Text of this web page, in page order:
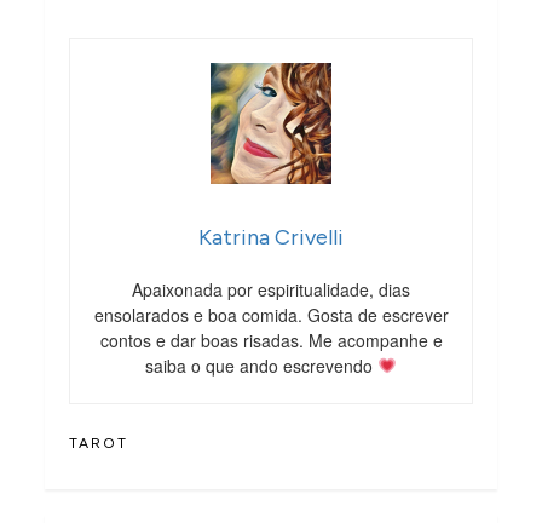
Katrina Crivelli
Apaixonada por espiritualidade, dias
ensolarados e boa comida. Gosta de escrever
contos e dar boas risadas. Me acompanhe e
saiba o que ando escrevendo
TAROT